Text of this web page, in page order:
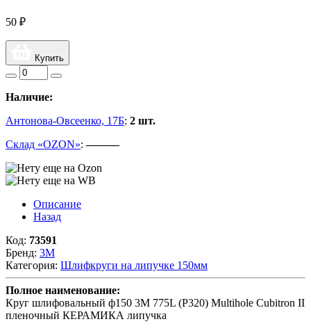
50 ₽
Купить
Наличие:
Антонова-Овсеенко, 17Б: 2 шт.
Склад «OZON»:———
Описание
Назад
Код: 73591
Бренд: 3М
Категория: Шлифкруги на липучке 150мм
Полное наименование:
Круг шлифовальный ф150 3M 775L (Р320) Multihole Cubitron II
пленочный КЕРАМИКА липучка